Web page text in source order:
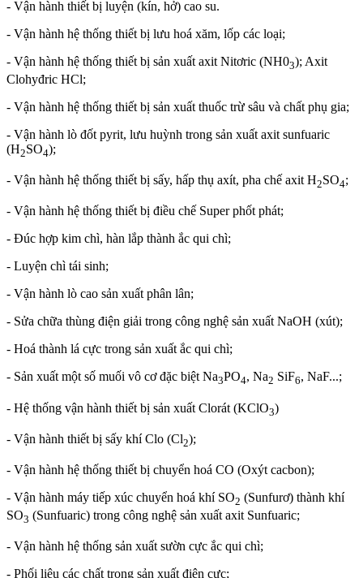
- Vận hành thiết bị luyện (kín, hở) cao su.
- Vận hành hệ thống thiết bị lưu hoá xăm, lốp các loại;
- Vận hành hệ thống thiết bị sản xuất axit Nitơric (NH03); Axit
Clohyđric HCl;
- Vận hành hệ thống thiết bị sản xuất thuốc trừ sâu và chất phụ gia;
- Vận hành lò đốt pyrit, lưu huỳnh trong sản xuất axit sunfuaric
(H2SO4);
- Vận hành hệ thống thiết bị sấy, hấp thụ axít, pha chế axit H2SO4;
- Vận hành hệ thống thiết bị điều chế Super phốt phát;
- Đúc hợp kim chì, hàn lắp thành ắc qui chì;
- Luyện chì tái sinh;
- Vận hành lò cao sản xuất phân lân;
- Sửa chữa thùng điện giải trong công nghệ sản xuất NaOH (xút);
- Hoá thành lá cực trong sản xuất ắc qui chì;
- Sản xuất một số muối vô cơ đặc biệt Na3PO4, Na2 SiF6, NaF...;
- Hệ thống vận hành thiết bị sản xuất Clorát (KClO3)
- Vận hành thiết bị sấy khí Clo (Cl2);
- Vận hành hệ thống thiết bị chuyển hoá CO (Oxýt cacbon);
- Vận hành máy tiếp xúc chuyển hoá khí SO2 (Sunfurơ) thành khí
SO3 (Sunfuaric) trong công nghệ sản xuất axit Sunfuaric;
- Vận hành hệ thống sản xuất sườn cực ắc qui chì;
- Phối liệu các chất trong sản xuất điện cực;